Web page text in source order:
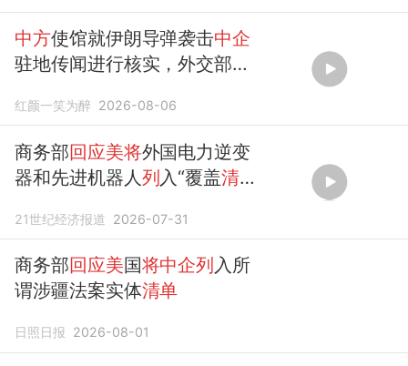
中方使馆就伊朗导弹袭击中企
驻地传闻进行核实，外交部随
红颜一笑为醉 2026-08-06
商务部回应美将外国电力逆变
器和先进机器人列入“覆盖清
21世纪经济报道 2026-07-31
商务部回应美国将中企列 入所
谓涉疆法案实体清单
日照日报 2026-08-01